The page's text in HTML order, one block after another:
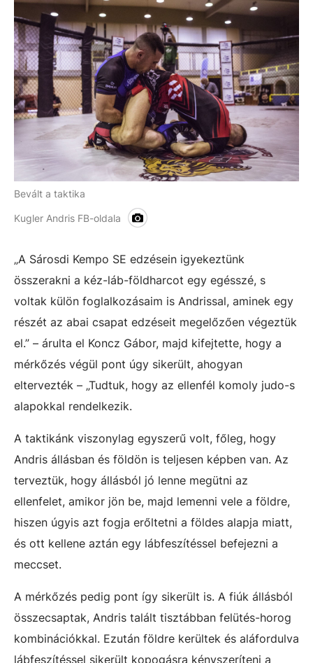
Bevált a taktika
Kugler Andris FB-oldala
„A Sárosdi Kempo SE edzésein igyekeztünk
összerakni a kéz-láb-földharcot egy egésszé, s
voltak külön foglalkozásaim is Andrissal, aminek egy
részét az abai csapat edzéseit megelőzően végeztük
el.” – árulta el Koncz Gábor, majd kifejtette, hogy a
mérkőzés végül pont úgy sikerült, ahogyan
eltervezték – „Tudtuk, hogy az ellenfél komoly judo-s
alapokkal rendelkezik.
A taktikánk viszonylag egyszerű volt, főleg, hogy
Andris állásban és földön is teljesen képben van. Az
terveztük, hogy állásból jó lenne megütni az
ellenfelet, amikor jön be, majd lemenni vele a földre,
hiszen úgyis azt fogja erőltetni a földes alapja miatt,
és ott kellene aztán egy lábfeszítéssel befejezni a
meccset.
A mérkőzés pedig pont így sikerült is. A fiúk állásból
összecsaptak, Andris talált tisztábban felütés-horog
kombinációkkal. Ezután földre kerültek és aláfordulva
lábfeszítéssel sikerült kopogásra kényszeríteni a